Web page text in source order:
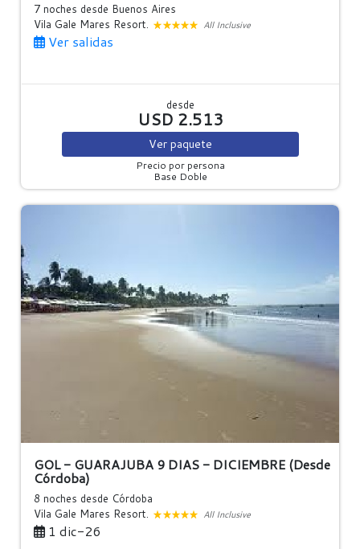
7 noches desde Buenos Aires
Vila Gale Mares Resort.
All Inclusive
Ver salidas
desde
USD 2.513
Ver paquete
Precio por persona
Base Doble
GOL - GUARAJUBA 9 DIAS - DICIEMBRE (Desde
Córdoba)
8 noches desde Córdoba
Vila Gale Mares Resort.
All Inclusive
1 dic-26